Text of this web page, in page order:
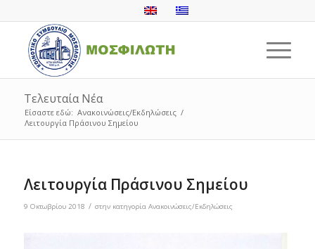
Τελευταία Νέα
Είσαστε εδώ: Ανακοινώσεις/Εκδηλώσεις /
Λειτουργία Πράσινου Σημείου
Λειτουργία Πράσινου Σημείου
9 Οκτωβρίου 2018 / στην κατηγορία Ανακοινώσεις/Εκδηλώσεις